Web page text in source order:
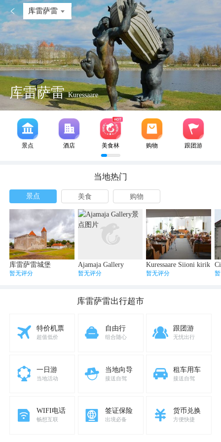
 库雷萨雷
库雷萨雷Kuressaare
景点 酒店 美食林 购物 跟团游
当地热门
景点 美食 购物
库雷萨雷城堡
暂无评分
Ajamaja Gallery
暂无评分
Kuressaare Siioni kirik
暂无评分
库雷萨雷出行超市
特价机票
超值低价
自由行
组合随心
跟团游
无忧出行
一日游
当地活动
当地向导
接送自驾
租车用车
接送自驾
WIFI电话
畅想互联
签证保险
出境必备
货币兑换
方便快捷